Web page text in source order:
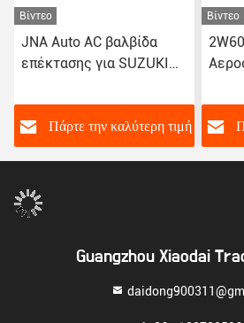
Βίντεο
JNA Auto AC βαλβίδα
επέκτασης για SUZUKI
Πάρτε την καλύτερη τιμή
Βίντεο
Guangzhou Xiaodai